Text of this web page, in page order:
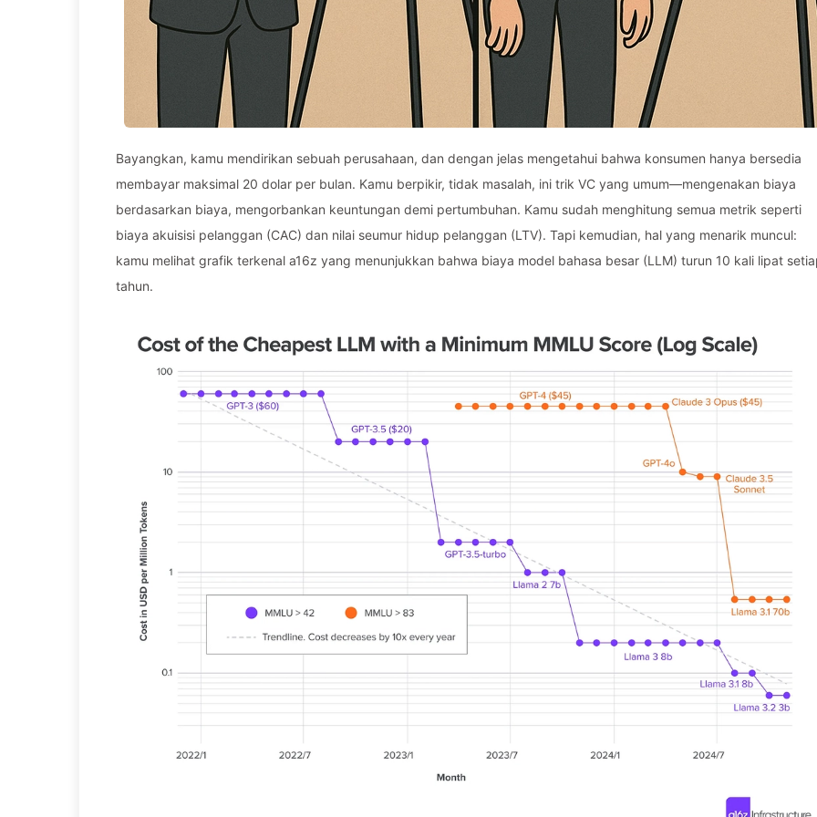
Bayangkan, kamu mendirikan sebuah perusahaan, dan dengan jelas mengetahui bahwa konsumen hanya bersedia
membayar maksimal 20 dolar per bulan. Kamu berpikir, tidak masalah, ini trik VC yang umum—mengenakan biaya
berdasarkan biaya, mengorbankan keuntungan demi pertumbuhan. Kamu sudah menghitung semua metrik seperti
biaya akuisisi pelanggan (CAC) dan nilai seumur hidup pelanggan (LTV). Tapi kemudian, hal yang menarik muncul:
kamu melihat grafik terkenal a16z yang menunjukkan bahwa biaya model bahasa besar (LLM) turun 10 kali lipat
tahun.